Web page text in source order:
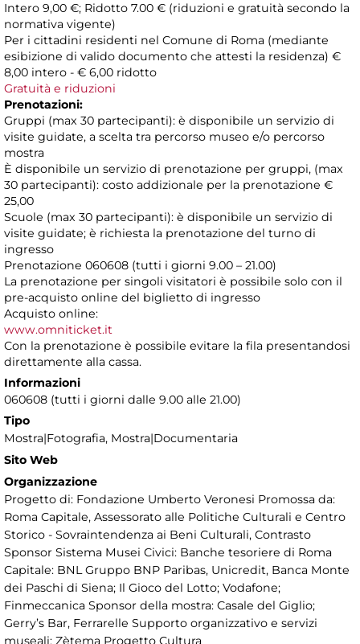
Intero 9,00 €; Ridotto 7.00 € (riduzioni e gratuità secondo la
normativa vigente)
Per i cittadini residenti nel Comune di Roma (mediante
esibizione di valido documento che attesti la residenza) €
8,00 intero - € 6,00 ridotto
Gratuità e riduzioni
Prenotazioni:
Gruppi (max 30 partecipanti): è disponibile un servizio di
visite guidate, a scelta tra percorso museo e/o percorso
mostra
È disponibile un servizio di prenotazione per gruppi, (max
30 partecipanti): costo addizionale per la prenotazione €
25,00
Scuole (max 30 partecipanti): è disponibile un servizio di
visite guidate; è richiesta la prenotazione del turno di
ingresso
Prenotazione 060608 (tutti i giorni 9.00 – 21.00)
La prenotazione per singoli visitatori è possibile solo con il
pre-acquisto online del biglietto di ingresso
Acquisto online:
www.omniticket.it
Con la prenotazione è possibile evitare la fila presentandosi
direttamente alla cassa.
Informazioni
060608 (tutti i giorni dalle 9.00 alle 21.00)
Tipo
Mostra|Fotografia, Mostra|Documentaria
Sito Web
Organizzazione
Progetto di: Fondazione Umberto Veronesi Promossa da:
Roma Capitale, Assessorato alle Politiche Culturali e Centro
Storico - Sovraintendenza ai Beni Culturali, Contrasto
Sponsor Sistema Musei Civici: Banche tesoriere di Roma
Capitale: BNL Gruppo BNP Paribas, Unicredit, Banca Monte
dei Paschi di Siena; Il Gioco del Lotto; Vodafone;
Finmeccanica Sponsor della mostra: Casale del Giglio;
Gerry’s Bar, Ferrarelle Supporto organizzativo e servizi
museali: Zètema Progetto Cultura